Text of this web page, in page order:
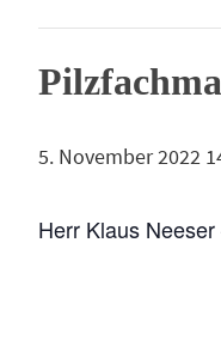
5. November 2022
Herr Klaus